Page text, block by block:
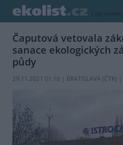
/
Čaputová vetovala
sanace ekologických
půdy
29.11.2021 01:18 | BRATISLAVA (ČTK) |